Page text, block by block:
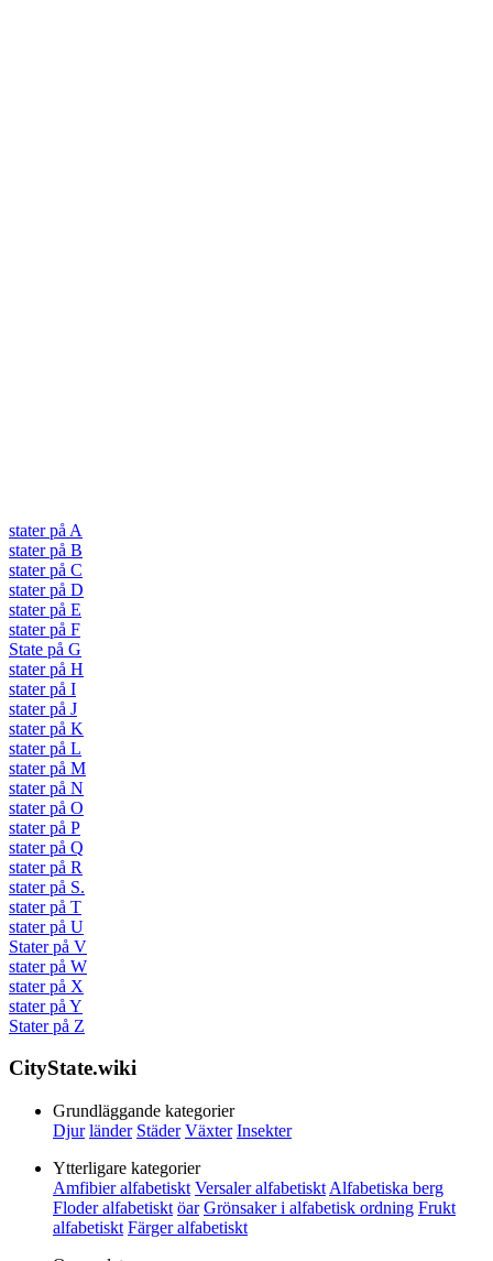
stater på A
stater på B
stater på C
stater på D
stater på E
stater på F
State på G
stater på H
stater på I
stater på J
stater på K
stater på L
stater på M
stater på N
stater på O
stater på P
stater på Q
stater på R
stater på S.
stater på T
stater på U
Stater på V
stater på W
stater på X
stater på Y
Stater på Z
CityState.wiki
Grundläggande kategorier
Djur länder Städer Växter Insekter
Ytterligare kategorier
Amfibier alfabetiskt Versaler alfabetiskt Alfabetiska berg
Floder alfabetiskt öar Grönsaker i alfabetisk ordning Frukt
alfabetiskt Färger alfabetiskt